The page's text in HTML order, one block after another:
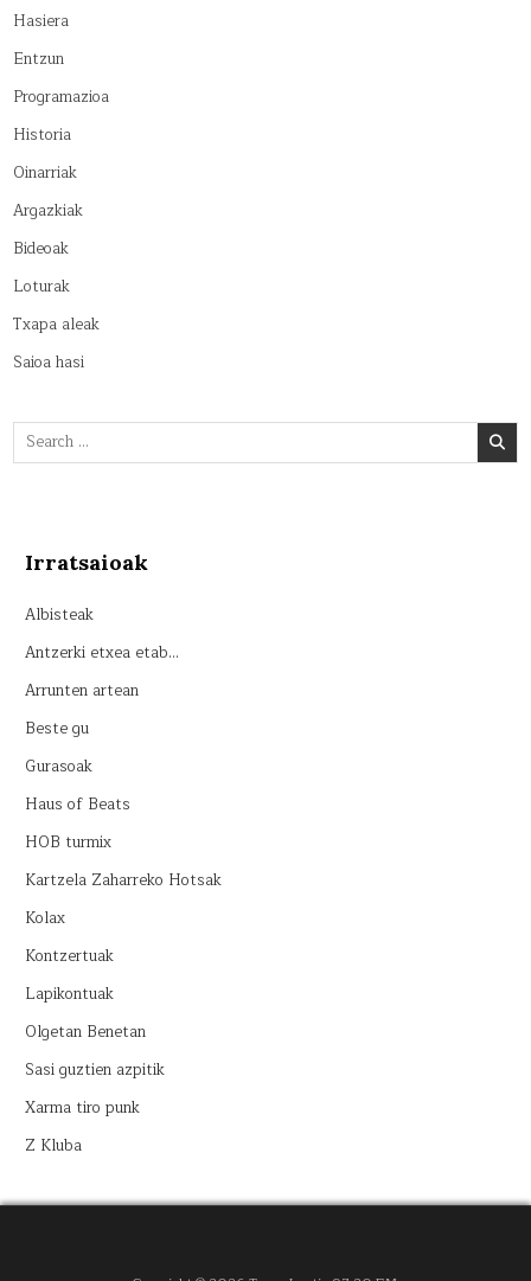
Hasiera
Entzun
Programazioa
Historia
Oinarriak
Argazkiak
Bideoak
Loturak
Txapa aleak
Saioa hasi
Search
for:
Irratsaioak
Albisteak
Antzerki etxea etab…
Arrunten artean
Beste gu
Gurasoak
Haus of Beats
HOB turmix
Kartzela Zaharreko Hotsak
Kolax
Kontzertuak
Lapikontuak
Olgetan Benetan
Sasi guztien azpitik
Xarma tiro punk
Z Kluba